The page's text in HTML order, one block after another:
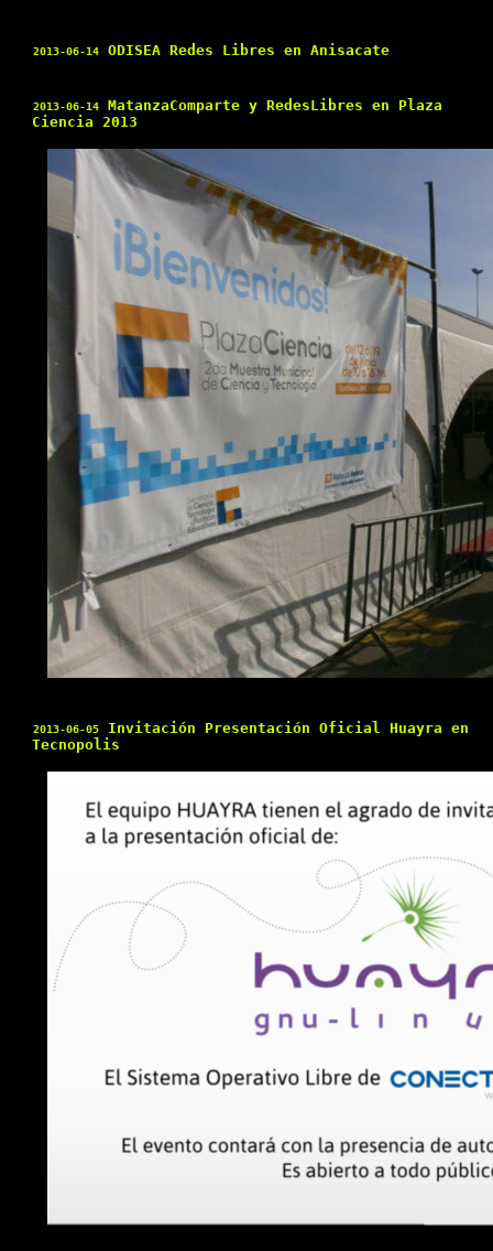
2013-06-14ODISEA Redes Libres en Anisacate
2013-06-14MatanzaComparte y RedesLibres en Plaza
Ciencia 2013
2013-06-05Invitación Presentación Oficial Huayra en
Tecnopolis